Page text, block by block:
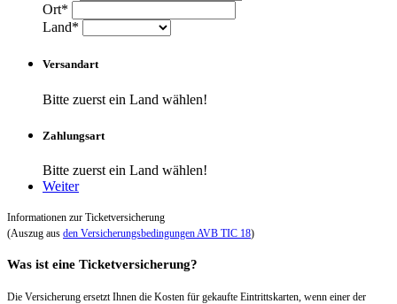
Ort*
Land*
Versandart
Bitte zuerst ein Land wählen!
Zahlungsart
Bitte zuerst ein Land wählen!
Weiter
Informationen zur Ticketversicherung
(Auszug aus den Versicherungsbedingungen AVB TIC 18)
Was ist eine Ticketversicherung?
Die Versicherung ersetzt Ihnen die Kosten für gekaufte Eintrittskarten, wenn einer der